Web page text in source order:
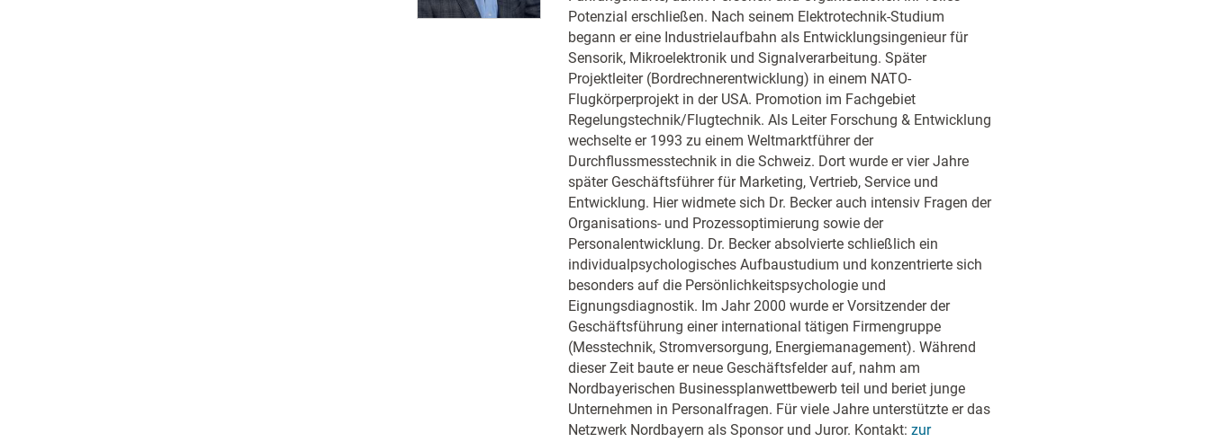
Potenzial erschließen. Nach seinem Elektrotechnik-Studium
begann er eine Industrielaufbahn als Entwicklungsingenieur für
Sensorik, Mikroelektronik und Signalverarbeitung. Später
Projektleiter (Bordrechnerentwicklung) in einem NATO-
Flugkörperprojekt in der USA. Promotion im Fachgebiet
Regelungstechnik/Flugtechnik. Als Leiter Forschung & Entwicklung
wechselte er 1993 zu einem Weltmarktführer der
Durchflussmesstechnik in die Schweiz. Dort wurde er vier Jahre
später Geschäftsführer für Marketing, Vertrieb, Service und
Entwicklung. Hier widmete sich Dr. Becker auch intensiv Fragen der
Organisations- und Prozessoptimierung sowie der
Personalentwicklung. Dr. Becker absolvierte schließlich ein
individualpsychologisches Aufbaustudium und konzentrierte sich
besonders auf die Persönlichkeitspsychologie und
Eignungsdiagnostik. Im Jahr 2000 wurde er Vorsitzender der
Geschäftsführung einer international tätigen Firmengruppe
(Messtechnik, Stromversorgung, Energiemanagement). Während
dieser Zeit baute er neue Geschäftsfelder auf, nahm am
Nordbayerischen Businessplanwettbewerb teil und beriet junge
Unternehmen in Personalfragen. Für viele Jahre unterstützte er das
Netzwerk Nordbayern als Sponsor und Juror. Kontakt: zur